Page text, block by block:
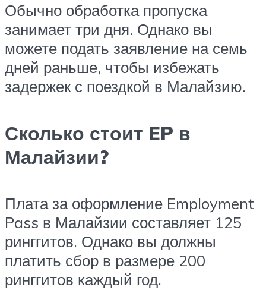
Обычно обработка пропуска
занимает три дня. Однако вы
можете подать заявление на семь
дней раньше, чтобы избежать
задержек с поездкой в ​​Малайзию.
Сколько стоит EP в
Малайзии?
Плата за оформление Employment
Pass в Малайзии составляет 125
ринггитов. Однако вы должны
платить сбор в размере 200
ринггитов каждый год.